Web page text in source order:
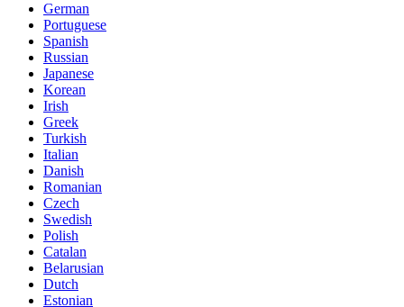
German
Portuguese
Spanish
Russian
Japanese
Korean
Irish
Greek
Turkish
Italian
Danish
Romanian
Czech
Swedish
Polish
Catalan
Belarusian
Dutch
Estonian